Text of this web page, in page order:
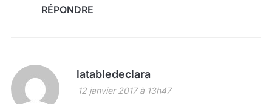
RÉPONDRE
latabledeclara
12 janvier 2017 à 13h47